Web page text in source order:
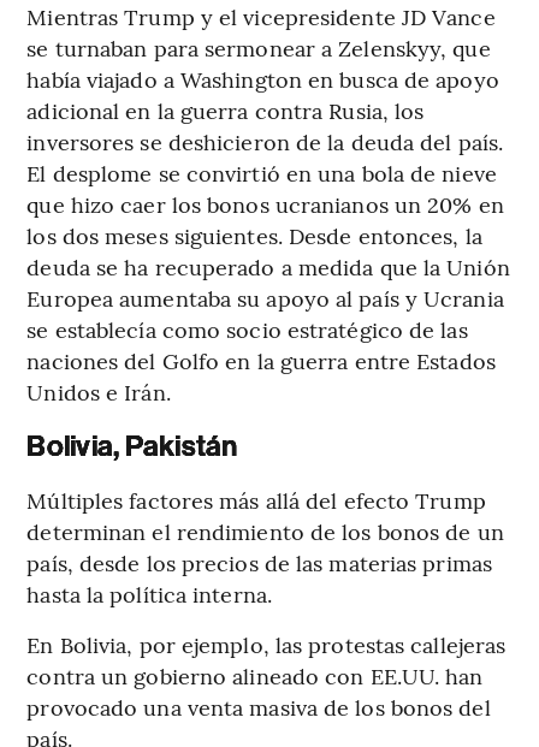
Mientras Trump y el vicepresidente JD Vance
se turnaban para sermonear a Zelenskyy, que
había viajado a Washington en busca de apoyo
adicional en la guerra contra Rusia, los
inversores se deshicieron de la deuda del país.
El desplome se convirtió en una bola de nieve
que hizo caer los bonos ucranianos un 20% en
los dos meses siguientes. Desde entonces, la
deuda se ha recuperado a medida que la Unión
Europea aumentaba su apoyo al país y Ucrania
se establecía como socio estratégico de las
naciones del Golfo en la guerra entre Estados
Unidos e Irán.
Bolivia, Pakistán
Múltiples factores más allá del efecto Trump
determinan el rendimiento de los bonos de un
país, desde los precios de las materias primas
hasta la política interna.
En Bolivia, por ejemplo, las protestas callejeras
contra un gobierno alineado con EE.UU. han
provocado una venta masiva de los bonos del
país.